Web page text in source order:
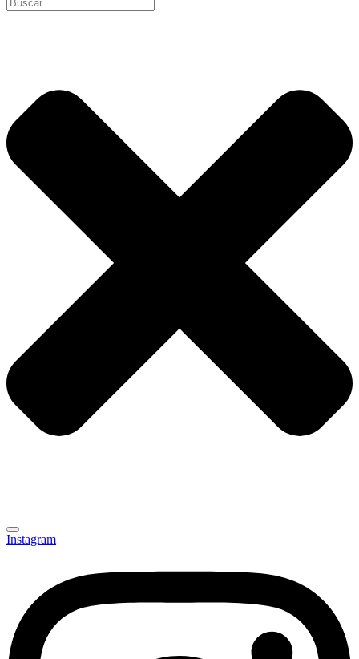
Instagram